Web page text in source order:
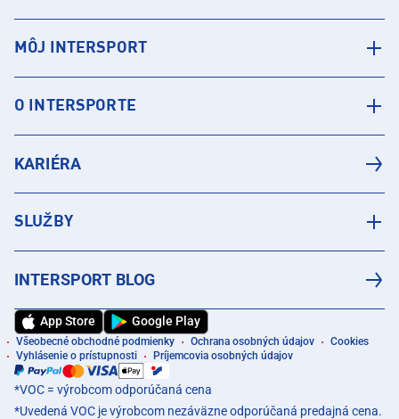
MÔJ INTERSPORT
O INTERSPORTE
KARIÉRA
SLUŽBY
INTERSPORT BLOG
App Store Google Play
Všeobecné obchodné podmienky Ochrana osobných údajov
Cookies
Vyhlásenie o prístupnosti
Príjemcovia osobných údajov
*VOC = výrobcom odporúčaná cena
*Uvedená VOC je výrobcom nezáväzne odporúčaná predajná cena.